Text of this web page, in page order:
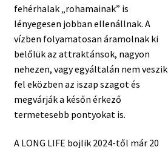
fehérhalak „rohamainak” is
lényegesen jobban ellenállnak. A
vízben folyamatosan áramolnak ki
belőlük az attraktánsok, nagyon
nehezen, vagy egyáltalán nem veszik
fel eközben az iszap szagot és
megvárják a későn érkező
termetesebb pontyokat is.
A LONG LIFE bojlik 2024-től már 20